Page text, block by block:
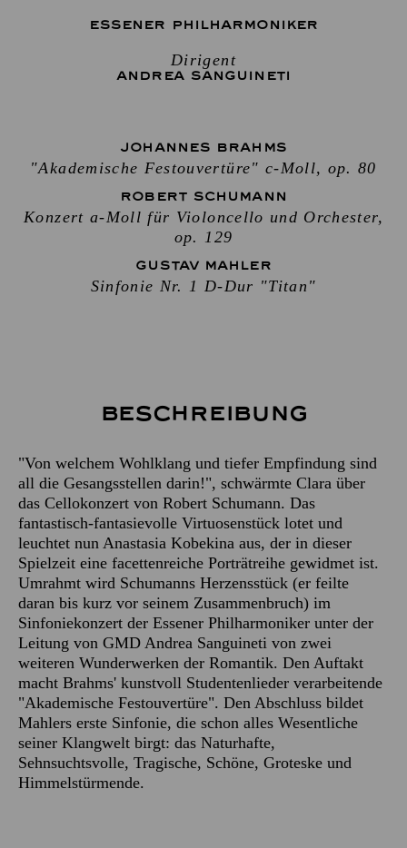
ESSENER PHILHARMONIKER
Dirigent
ANDREA SANGUINETI
JOHANNES BRAHMS
"Akademische Festouvertüre" c-Moll, op. 80
ROBERT SCHUMANN
Konzert a-Moll für Violoncello und Orchester,
op. 129
GUSTAV MAHLER
Sinfonie Nr. 1 D-Dur "Titan"
Beschreibung
"Von welchem Wohlklang und tiefer Empfindung sind
all die Gesangsstellen darin!", schwärmte Clara über
das Cellokonzert von Robert Schumann. Das
fantastisch-fantasievolle Virtuosenstück lotet und
leuchtet nun Anastasia Kobekina aus, der in dieser
Spielzeit eine facettenreiche Porträtreihe gewidmet ist.
Umrahmt wird Schumanns Herzensstück (er feilte
daran bis kurz vor seinem Zusammenbruch) im
Sinfoniekonzert der Essener Philharmoniker unter der
Leitung von GMD Andrea Sanguineti von zwei
weiteren Wunderwerken der Romantik. Den Auftakt
macht Brahms' kunstvoll Studentenlieder verarbeitende
"Akademische Festouvertüre". Den Abschluss bildet
Mahlers erste Sinfonie, die schon alles Wesentliche
seiner Klangwelt birgt: das Naturhafte,
Sehnsuchtsvolle, Tragische, Schöne, Groteske und
Himmelstürmende.